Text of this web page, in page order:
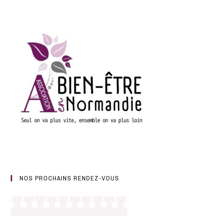
NOS PROCHAINS RENDEZ-VOUS